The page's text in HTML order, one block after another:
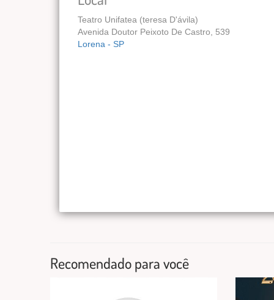
Teatro Unifatea (teresa D'ávila)
Avenida Doutor Peixoto De Castro, 539
Lorena - SP
Recomendado para você